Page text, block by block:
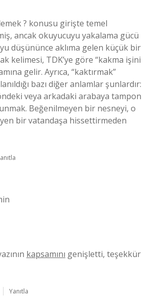
? konusu girişte temel
ancak okuyucuyu yakalama gücü
düşününce aklıma gelen küçük bir
kelimesi, TDK’ye göre “kakma işini
gelir. Ayrıca, “kaktırmak”
bazı diğer anlamlar şunlardır:
veya arkadaki arabaya tampon
Beğenilmeyen bir nesneyi, o
bir vatandaşa hissettirmeden
kapsamını genişletti, teşekkür
Yanıtla